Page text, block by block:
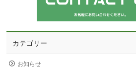
カテゴリー
お知らせ